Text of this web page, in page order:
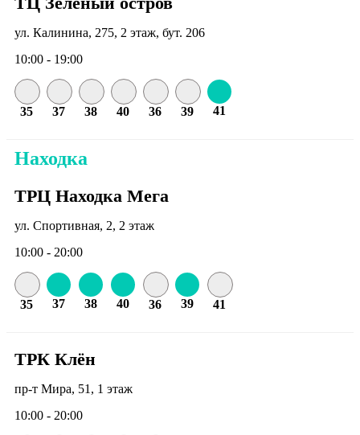
ул. Калинина, 275, 2 этаж, бут. 206
10:00 - 19:00
35 37 38 40 36 39 41
Находка
ТРЦ Находка Мега
ул. Спортивная, 2, 2 этаж
10:00 - 20:00
35 37 38 40 36 39 41
ТРК Клён
пр-т Мира, 51, 1 этаж
10:00 - 20:00